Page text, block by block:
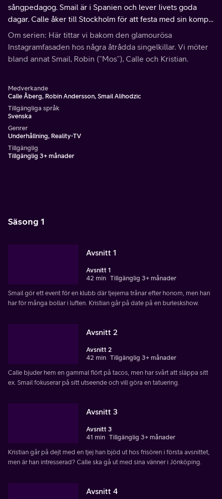
sångpedagog. Smail är i Spanien och lever livets goda
dagar. Calle åker till Stockholm för att festa med sin kompis
Jocke. Robin åker också till Stockholm för att vara med i ett
TV-program.
Om serien: Här tittar vi bakom den glamourösa
Instagramfasaden hos några åtrådda singelkillar. Vi möter
bland annat Smail, Robin (”Mos”), Calle och Kristian.
Medverkande
Calle Åberg, Robin Andersson, Smail Alihodzic
Tillgängliga språk
Svenska
Genrer
Underhållning, Reality-TV
Tillgänglig
Tillgänglig 3+ månader
Säsong 1
Avsnitt 1
Avsnitt 1
42 min Tillgänglig 3+ månader
Smail gör ett event för en klubb där tjejerna trånar efter honom, men han
har för många bollar i luften. Kristian går på date på en burleskshow.
Avsnitt 2
Avsnitt 2
42 min Tillgänglig 3+ månader
Calle bjuder hem en gammal flört på tacos, men har svårt att släppa sitt
ex. Smail fokuserar på sitt utseende och vill göra en tatuering.
Avsnitt 3
Avsnitt 3
41 min Tillgänglig 3+ månader
Kristian går på dejt med en tjej han bjöd ut hos frisören i första avsnittet,
men är han intresserad? Calle ska gå ut med sina vänner i Jönköping.
Avsnitt 4